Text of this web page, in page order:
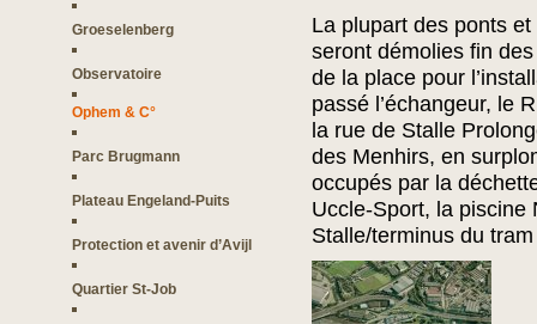
Groeselenberg
Observatoire
Ophem & C°
Parc Brugmann
Plateau Engeland-Puits
Protection et avenir d’Avijl
Quartier St-Job
La plupart des ponts
seront démolies fin
de la place pour
passé l’échangeur, le
la rue de Stalle
des Menhirs, en
occupés par la
Uccle-Sport, la piscine
Stalle/terminus du